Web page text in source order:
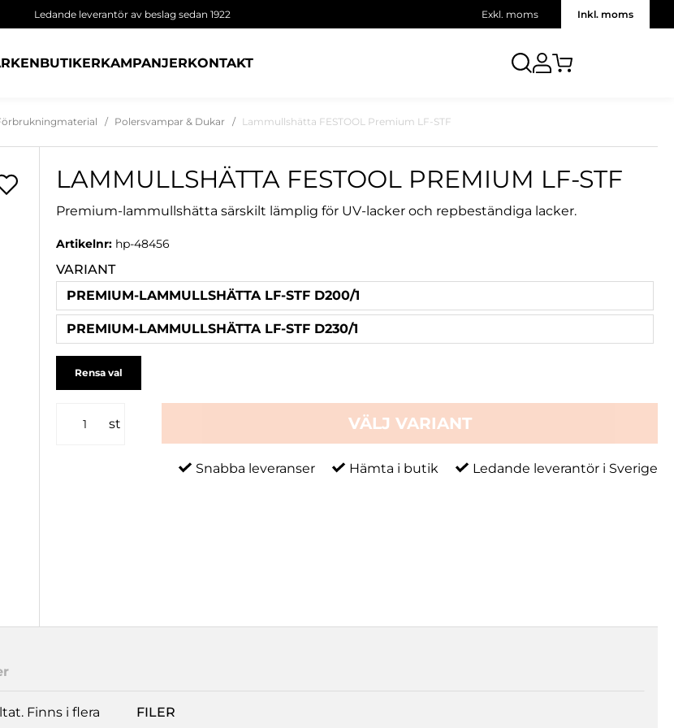
Ledande leverantör av beslag sedan 1922 Exkl. moms Inkl. moms
BUTIKERKAMPANJERKONTAKT
Polersvampar & Dukar Lammullshätta FESTOOL Premium LF-STF
LAMMULLSHÄTTA FESTOOL PREMIUM LF-STF
Premium-lammullshätta särskilt lämplig för UV-lacker och repbeständiga lacker.
Artikelnr: hp-48456
VARIANT
PREMIUM-LAMMULLSHÄTTA LF-STF D200/1
PREMIUM-LAMMULLSHÄTTA LF-STF D230/1
Rensa val
st VÄLJ VARIANT
Snabba leveranser Hämta i butik Ledande leverantör i Sverige
Finns i flera
FILER